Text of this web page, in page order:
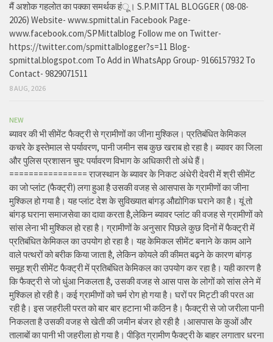
मैं अशोक गहलोत का पक्का समर्थक हंू। S.P.MITTAL BLOGGER ( 08-08-
2026) Website- www.spmittal.in Facebook Page-
www.facebook.com/SPMittalblog Follow me on Twitter-
https://twitter.com/spmittalblogger?s=11 Blog-
spmittal.blogspot.com To Add in WhatsApp Group- 9166157932 To
Contact- 9829071511
8 AUG, 2026
NEW
ब्यावर की भी सीमेंट फैक्ट्री से ग्रामीणों का जीना मुश्किल। प्रतिबंधित केमिकल
कचरे के इस्तेमाल से पर्यावरण, पानी जमीन सब कुछ खराब हो रहा है। ब्यावर का जिला
और पुलिस प्रशासन चुप: पर्यावरण विभाग के अधिकारी तो अंधे हैं।
================ राजस्थान के ब्यावर के निकट अंधेरी देवरी में श्री सीमेंट
का जो प्लांट (फैक्ट्री) लगा हुआ है उसकी वजह से आसपास के ग्रामीणों का जीना
मुश्किल हो गया है। यह प्लांट देश के सुविख्यात बांगड़ औद्योगिक घराने का है। यूं तो
बांगड़ घराना समाजसेवा का दावा करता है,लेकिन ब्यावर प्लांट की वजह से ग्रामीणों को
सांस लेना भी मुश्किल हो रहा है। ग्रामीणों के अनुसार पिछले कुछ दिनों में फैक्ट्री में
प्रतिबंधित केमिकल का उपयोग हो रहा है। यह केमिकल सीमेंट बनाने के काम आने
वाले पत्थरों को बरीक किया जाता है, लेकिन कोयले की कीमत बढ़ने के कारण बांगड़
समूह श्री सीमेंट फैक्ट्री में प्रतिबंधित केमिकल का उपयोग कर रहा है। यही कारण है
कि फैक्ट्री से जो धुंआ निकलता है, उसकी वजह से आस पास के लोगों को सांस लेने में
मुश्किल हो रही है। कई ग्रामीणों को चर्म रोग हो गया है। घरों पर मिट्टी की परत आ
रही है। इस जहरीली परत को बार बार हटाना भी कठिन है। फैक्ट्री से जो जरीला पानी
निकलता है उसकी वजह से खेती की जमीन बंजर हो रही है ।आसपास के कुओं और
तालाबों का पानी भी जहरीला हो गया है। पीड़ित ग्रामीण फैक्ट्री के बाहर लगातार धरना